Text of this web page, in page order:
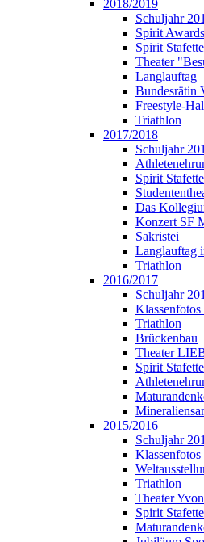
2018/2019
Schuljahr
Spirit Awards
Spirit Stafette
Theater
Langlauftag
Bundesrätin
Freestyle-
Triathlon
2017/2018
Schuljahr
Spirit Stafette
Das
Konzert SF
Sakristei
Langlauftag
Triathlon
2016/2017
Schuljahr
Triathlon
Brückenbau
Theater
Spirit
2015/2016
Schuljahr
Triathlon
Theater
Spirit